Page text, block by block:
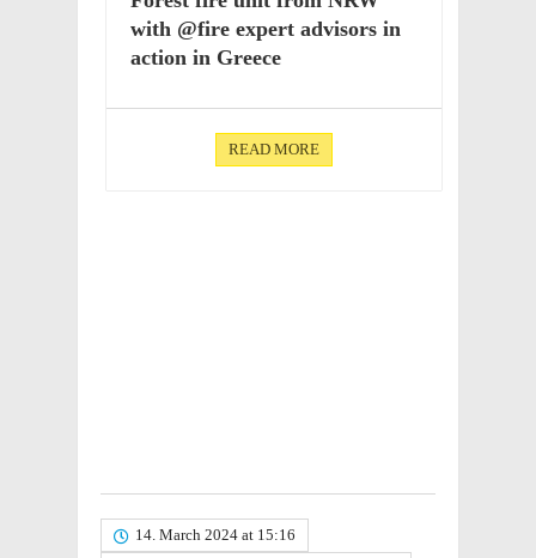
with @fire expert advi­sors in
action in Greece
READ MORE
14. March 2024 at 15:16